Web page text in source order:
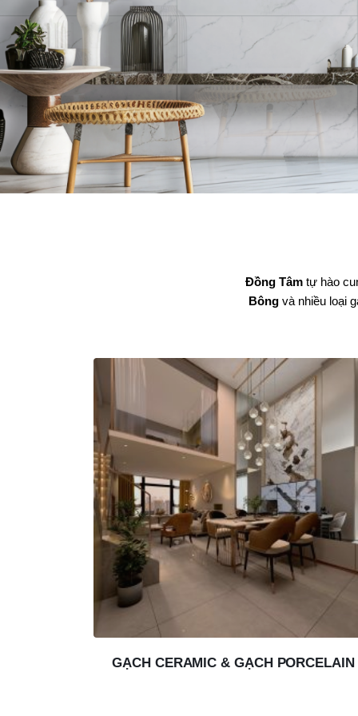
Đồng Tâm tự hào
Bôngvà nhiều loại
GẠCH CERAMIC & GẠCH PORCELAIN